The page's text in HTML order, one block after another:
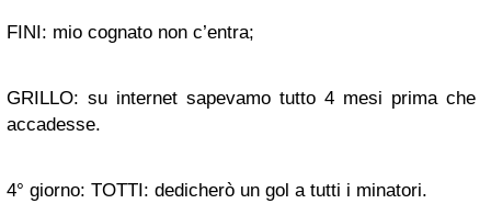
FINI: mio cognato non c’entra;
GRILLO: su internet sapevamo tutto 4 mesi prima che
accadesse.
4° giorno: TOTTI: dedicherò un gol a tutti i minatori.